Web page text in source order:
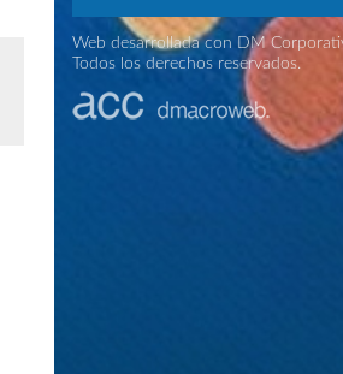
Web desarrollada con DM
Todos los derechos reservados.